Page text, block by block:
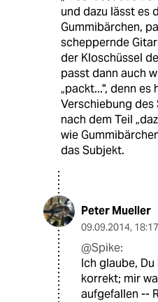
und dazu lässt es
Gummibärchen,
scheppernde
der Kloschüssel
passt dann auch
„packt...", denn es
Verschiebung des
nach dem Teil
wie
das Subjekt.
Peter Mueller
09.09.2014,
@Spike:
Ich glaube,
korrekt; mir
aufgefallen --